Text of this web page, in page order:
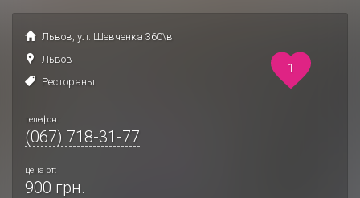
Львов, ул. Шевченка 360\в
Львов
Рестораны
телефон:
(067) 718-31-77
цена от:
900 грн.
1